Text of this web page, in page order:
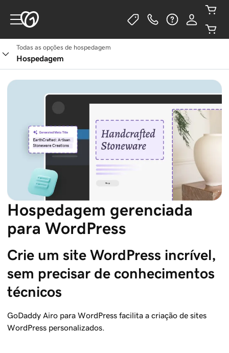
Todas as opções de hospedagem
Hospedagem
Hospedagem gerenciada
para WordPress
Crie um site WordPress incrível,
sem precisar de conhecimentos
técnicos
GoDaddy Airo para WordPress facilita a criação de sites
WordPress personalizados.